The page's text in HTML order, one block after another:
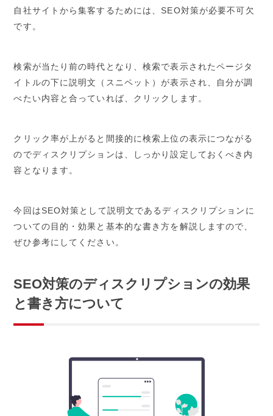
自社サイトから集客するためには、SEO対策が必要不可欠
です。
検索が当たり前の時代となり、検索で表示されたページタ
イトルの下に説明文（スニペット）が表示され、自分が調
べたい内容と合っていれば、クリックします。
クリック率が上がると間接的に検索上位の表示につながる
のでディスクリプションは、しっかり設定しておくべき内
容となります。
今回はSEO対策として説明文であるディスクリプションに
ついての目的・効果と基本的な書き方を解説しますので、
ぜひ参考にしてください。
SEO対策のディスクリプションの効果
と書き方について